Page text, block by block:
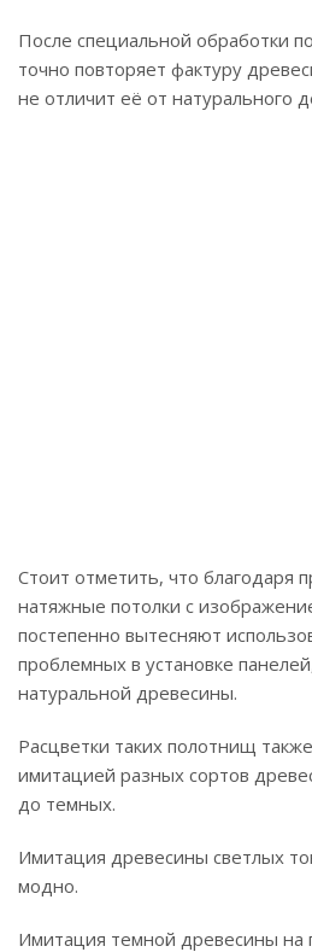
После специальной обработки
точно повторяет фактуру
не отличит её от натурального
Стоит отметить, что благодаря
натяжные потолки с
постепенно вытесняют
проблемных в установке
натуральной древесины.
Расцветки таких полотнищ
имитацией разных сортов
до темных.
Имитация древесины светлых
модно.
Имитация темной древесины на